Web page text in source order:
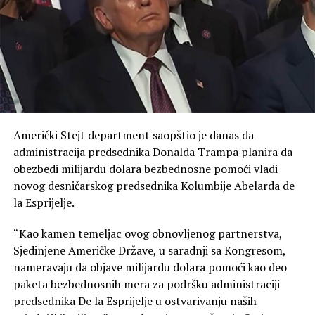
Anketa je sprovedena za RTL i NTV od 5. do 6. avgusta
među 1.000 Nijemaca.
Američki Stejt department saopštio je danas da
administracija predsednika Donalda Trampa planira da
obezbedi milijardu dolara bezbednosne pomoći vladi
novog desničarskog predsednika Kolumbije Abelarda de
la Esprijelje.
“Kao kamen temeljac ovog obnovljenog partnerstva,
Sjedinjene Američke Države, u saradnji sa Kongresom,
nameravaju da objave milijardu dolara pomoći kao deo
paketa bezbednosnih mera za podršku administraciji
predsednika De la Esprijelje u ostvarivanju naših